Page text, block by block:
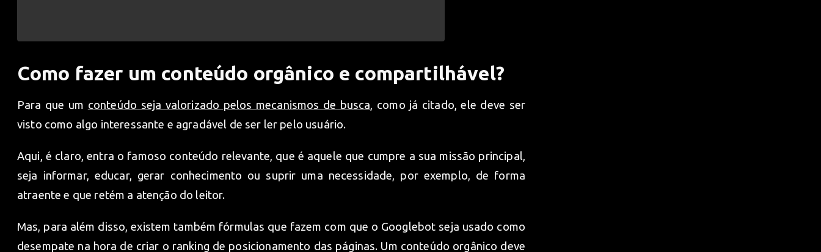
Como fazer um conteúdo orgânico e compartilhável?
Para que um conteúdo seja valorizado pelos mecanismos de busca , como já citado, ele deve ser
visto como algo interessante e agradável de ser ler pelo usuário.
Aqui, é claro, entra o famoso conteúdo relevante, que é aquele que cumpre a sua missão principal,
seja informar, educar, gerar conhecimento ou suprir uma necessidade, por exemplo, de forma
atraente e que retém a atenção do leitor.
Mas, para além disso, existem também fórmulas que fazem com que o Googlebot seja usado como
desempate na hora de criar o ranking de posicionamento das páginas. Um conteúdo orgânico deve